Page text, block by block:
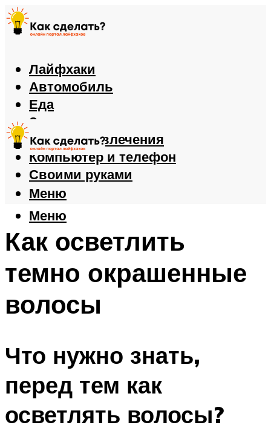
Лайфхаки
Автомобиль
Еда
Здоровье
Игры и развлечения
Компьютер и телефон
Своими руками
Меню
Меню
Как осветлить
темно окрашенные
волосы
Что нужно знать,
перед тем как
осветлять волосы?